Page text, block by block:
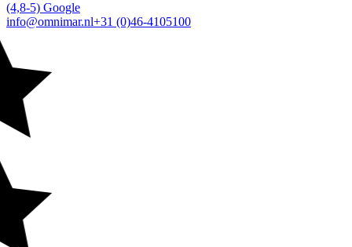
(4,8-5) Google
info@omnimar.nl+31 (0)46-4105100